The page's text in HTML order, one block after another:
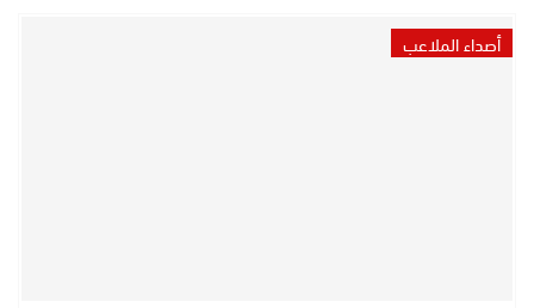
أصداء الملاعب